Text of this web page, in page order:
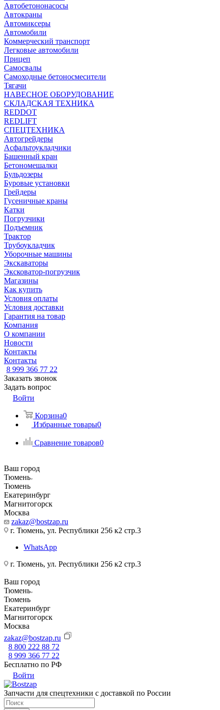
Автобетононасосы
Автокраны
Автомиксеры
Автомобили
Коммерческий транспорт
Легковые автомобили
Прицеп
Самосвалы
Самоходные бетоносмесители
Тягачи
НАВЕСНОЕ ОБОРУДОВАНИЕ
СКЛАДСКАЯ ТЕХНИКА
REDDOT
REDLIFT
СПЕЦТЕХНИКА
Автогрейдеры
Асфальтоукладчики
Башенный кран
Бетономешалки
Бульдозеры
Буровые установки
Грейдеры
Гусеничные краны
Катки
Погрузчики
Подъемник
Трактор
Трубоукладчик
Уборочные машины
Экскаваторы
Эксковатор-погрузчик
Магазины
Как купить
Условия оплаты
Условия доставки
Гарантия на товар
Компания
О компании
Новости
Контакты
Контакты
8 999 366 77 22
Заказать звонок
Задать вопрос
Войти
Корзина0
Избранные товары0
Сравнение товаров0
Ваш город
Тюмень
Тюмень
Екатеринбург
Магнитогорск
Москва
zakaz@bostzap.ru
г. Тюмень, ул. Республики 256 к2 стр.3
WhatsApp
г. Тюмень, ул. Республики 256 к2 стр.3
Ваш город
Тюмень
Тюмень
Екатеринбург
Магнитогорск
Москва
zakaz@bostzap.ru
8 800 222 88 72
8 999 366 77 22
Бесплатно по РФ
Войти
Запчасти для спецтехники с доставкой по России